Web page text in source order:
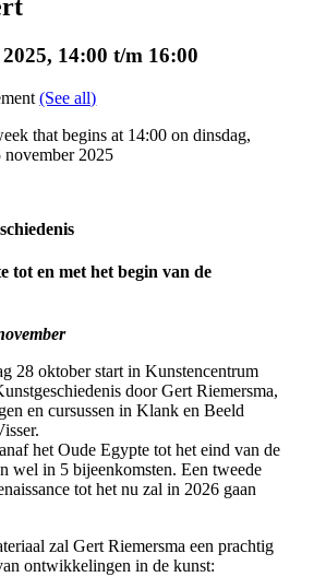
14:00 t/m 16:00
(See all)
that begins at 14:00 on dinsdag,
2025
tot en met het begin van de
28 oktober start in Kunstencentrum
door Gert Riemersma,
en cursussen in Klank en Beeld
het Oude Egypte tot het eind van de
wel in 5 bijeenkomsten. Een tweede
tot het nu zal in 2026 gaan
zal Gert Riemersma een prachtig
ontwikkelingen in de kunst: